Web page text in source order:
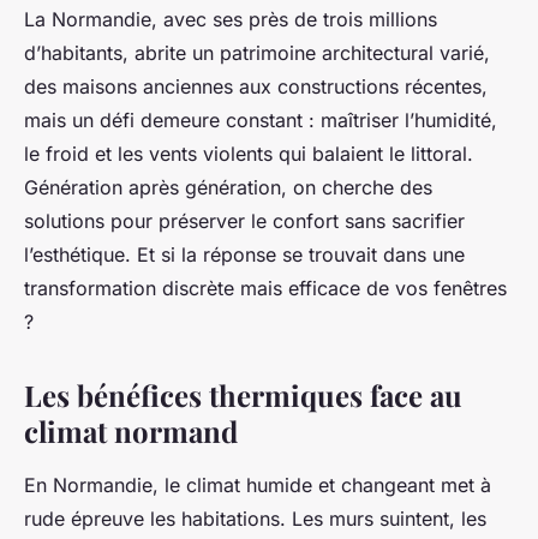
Découvrez pourquoi les volets
roulants en Normandie
améliorent votre confort
Aubine• 29/05/2026 08:36•9 min de lecture
La Normandie, avec ses près de trois millions
d’habitants, abrite un patrimoine architectural varié,
des maisons anciennes aux constructions récentes,
mais un défi demeure constant : maîtriser l’humidité,
le froid et les vents violents qui balaient le littoral.
Génération après génération, on cherche des
solutions pour préserver le confort sans sacrifier
l’esthétique. Et si la réponse se trouvait dans une
transformation discrète mais efficace de vos fenêtres
?
Les bénéfices thermiques face au
climat normand
En Normandie, le climat humide et changeant met à
rude épreuve les habitations. Les murs suintent, les